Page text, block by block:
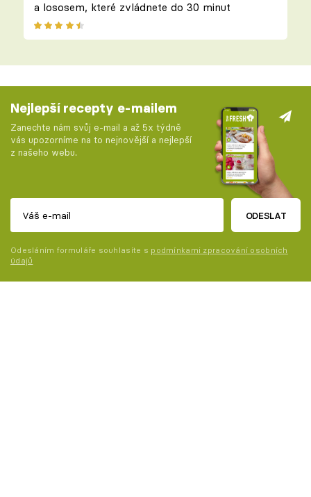
a lososem, které zvládnete do 30 minut
Nejlepší recepty e-mailem
Zanechte nám svůj e-mail a až 5x týdně
vás upozorníme na to nejnovější a nejlepší
z našeho webu.
ODESLAT
Odesláním formuláře souhlasíte s podmínkami zpracování osobních
údajů